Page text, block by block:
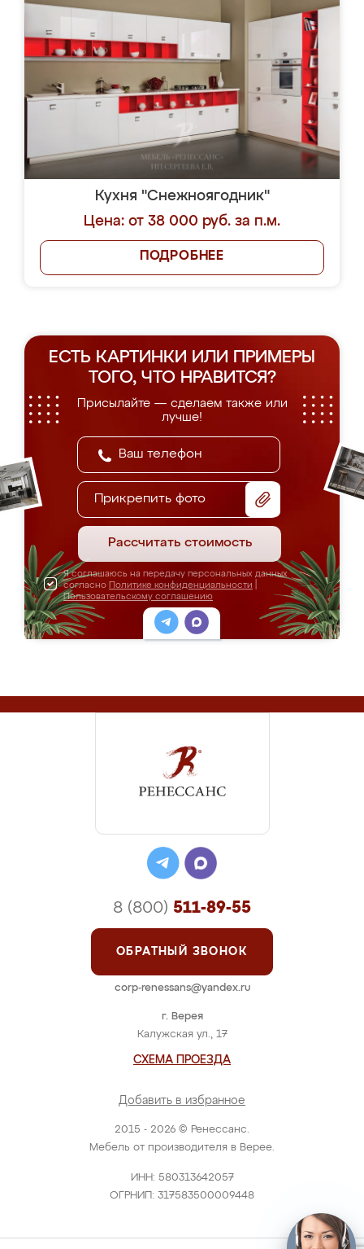
Кухня "Снежноягодник"
Цена: от 38 000 руб. за п.м.
ПОДРОБНЕЕ
ЕСТЬ КАРТИНКИ ИЛИ ПРИМЕРЫ
ТОГО, ЧТО НРАВИТСЯ?
Присылайте — сделаем также или
лучше!
Прикрепить фото
Рассчитать стоимость
Я соглашаюсь на передачу персональных данных
согласно Политике конфиденциальности
Пользовательскому соглашению
2015 - 2026 © Ренессанс.
Мебель от производителя в Верее.
ИНН: 580313642057
ОГРНИП: 317583500009448
г. Верея
Калужская ул., 17
СХЕМА ПРОЕЗДА
Добавить в избранное
8 (800) 511-89-55
ОБРАТНЫЙ ЗВОНОК
corp-renessans@yandex.ru